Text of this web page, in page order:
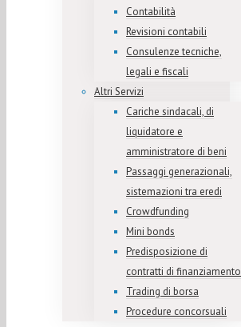
Contabilità
Revisioni contabili
Consulenze tecniche,
legali e fiscali
Altri Servizi
Cariche sindacali, di
liquidatore e
amministratore di beni
Passaggi generazionali,
sistemazioni tra eredi
Crowdfunding
Mini bonds
Predisposizione di
contratti di finanziamento
Trading di borsa
Procedure concorsuali